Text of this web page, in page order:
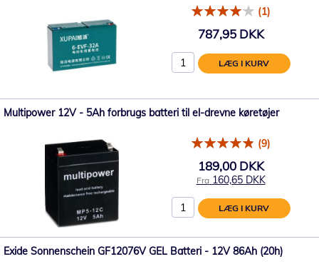
(1)
787,95 DKK
LÆG I KURV
Multipower 12V - 5Ah forbrugs batteri til el-drevne køretøjer
(9)
189,00 DKK
Fra 160,65 DKK
LÆG I KURV
Exide Sonnenschein GF12076V GEL Batteri - 12V 86Ah (20h)